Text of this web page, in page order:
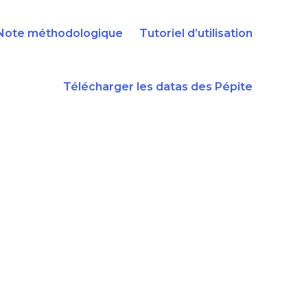
méthodologique Tutoriel d’utilisation
Télécharger les datas des Pépite